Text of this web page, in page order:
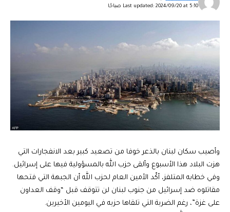
Last updated: 2024/09/20 at 5:10 صباحًا
وأصيب سكان لبنان بالذعر خوفا من تصعيد كبير بعد الانفجارات التي
هزت البلاد هذا الأسبوع وألقى حزب الله بالمسؤولية فيها على إسرائيل.
وفي خطابه المتلفز، أكّد الأمين العام لحزب الله أن الجبهة التي فتحها
مقاتلوه ضد إسرائيل من جنوب لبنان لن تتوقف قبل “وقف العداون
على غزة”، رغم الضربة التي تلقاها حزبه في اليومين الأخيرين.